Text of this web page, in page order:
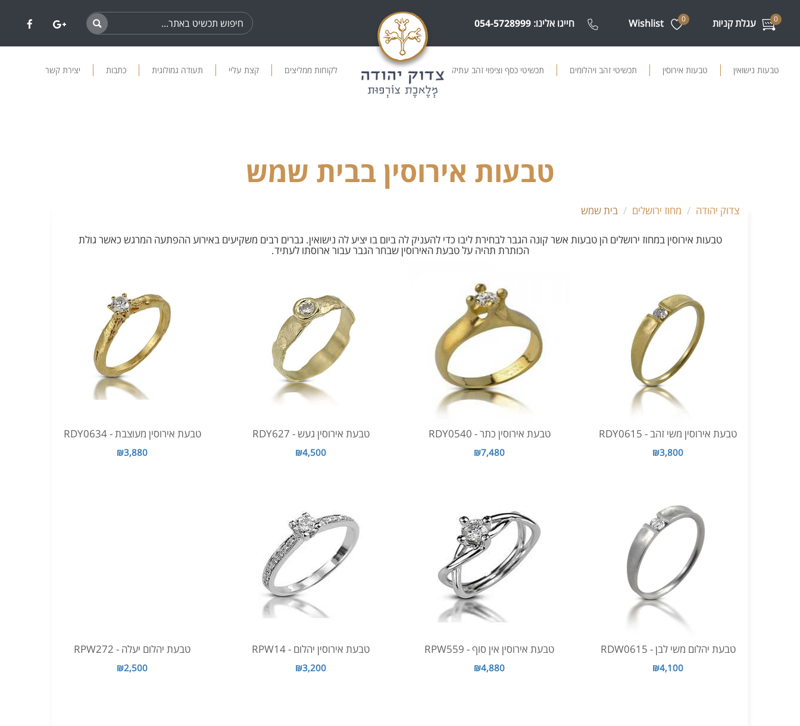
0 עגלת קניות 0
Wishlist חייגו אלינו: 054-5728999
טבעות נישואין טבעות אירוסין תכשיטי זהב ויהלומים תכשיטי כסף וציפוי זהב עתיק לקוחות ממליצים קצת עליי תעודה גמולוגית כתבות יצירת קשר
טבעות אירוסין בבית שמש
צדוק יהודה מחוז ירושלים בית שמש
טבעות אירוסין במחוז ירושלים הן טבעות אשר קונה הגבר לבחירת ליבו כדי להעניק לה ביום בו יציע לה נישואין. גברים רבים משקיעים באירוע ההפתעה המרגש כאשר גולת
הכותרת תהיה על טבעת האירוסין שבחר הגבר עבור ארוסתו לעתיד.
טבעת אירוסין משי זהב - RDY0615
₪3,800
טבעת אירוסין כתר - RDY0540
₪7,480
טבעת אירוסין געש - RDY627
₪4,500
טבעת אירוסין מעוצבת - RDY0634
₪3,880
טבעת יהלום משי לבן - RDW0615
₪4,100
טבעת אירוסין אין סוף - RPW559
₪4,880
טבעת אירוסין יהלום - RPW14
₪3,200
טבעת יהלום יעלה - RPW272
₪2,500